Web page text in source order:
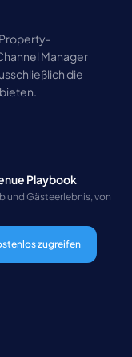
Manager
die
Playbook
und Gästeerlebnis, von
zugreifen